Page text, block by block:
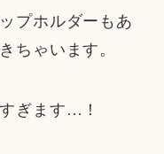
プホルダーもあ
ちゃいます。
ぎます…！